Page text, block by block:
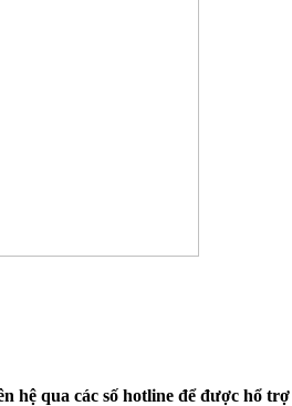
hệ qua các số hotline để được hổ